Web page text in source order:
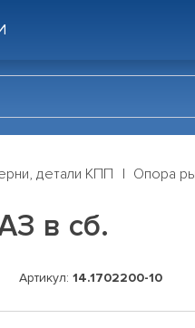
детали КПП Опора
в сб.
Артикул: 14.1702200-10